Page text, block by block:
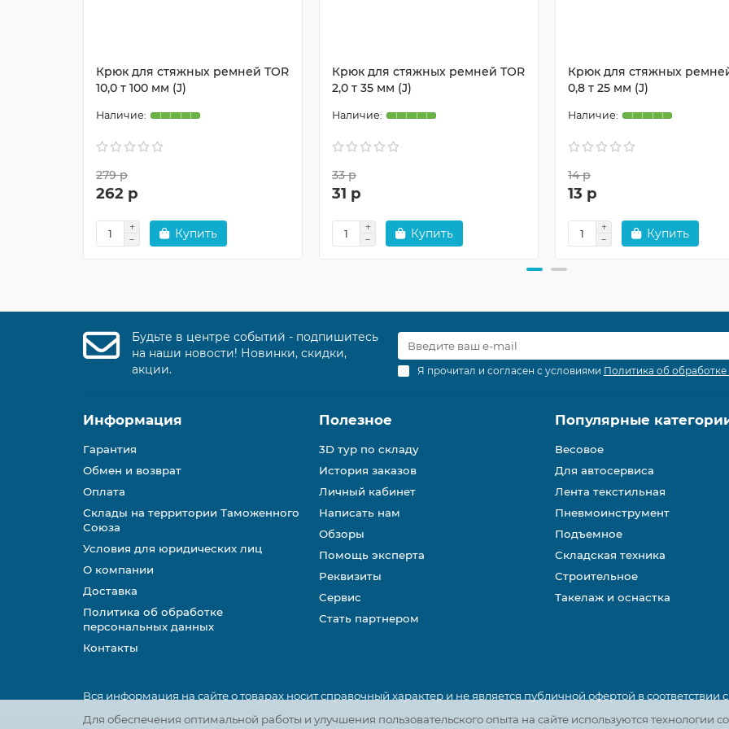
Крюк для стяжных ремней TOR
10,0 т 100 мм (J)
279 р
262 р
Купить
Крюк для стяжных ремней TOR
2,0 т 35 мм (J)
33 р
31 р
Купить
Крюк для стяжных
0,8 т 25 мм (J)
14 р
13 р
Купить
Для обеспечения оптимальной работы и улучшения пользовательского опыта на сайте используются технологии
Будьте в центре событий - подпишитесь
на наши новости! Новинки, скидки,
акции.
Я прочитал и согласен с условиями Политика об
Информация
Гарантия
Обмен и возврат
Оплата
Склады на территории Таможенного
Союза
Условия для юридических лиц
О компании
Доставка
Политика об обработке
персональных данных
Контакты
Полезное
3D тур по складу
История заказов
Личный кабинет
Написать нам
Обзоры
Помощь эксперта
Реквизиты
Сервис
Стать партнером
Популярные
Весовое
Для автосервиса
Лента текстильная
Пневмоинструмент
Подъемное
Складская техника
Строительное
Такелаж и оснастка
Вся информация на сайте о товарах носит справочный характер и не является публичной офертой в соответствии с